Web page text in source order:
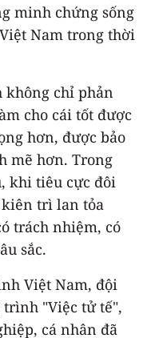
minh chứng sống
Nam trong thời
chỉ phản
cho cái tốt được
hơn, được bảo
mẽ hơn. Trong
khi tiêu cực đôi
trì lan tỏa
trách nhiệm, có
sắc.
Việt Nam, đội
"Việc tử tế",
cá nhân đã